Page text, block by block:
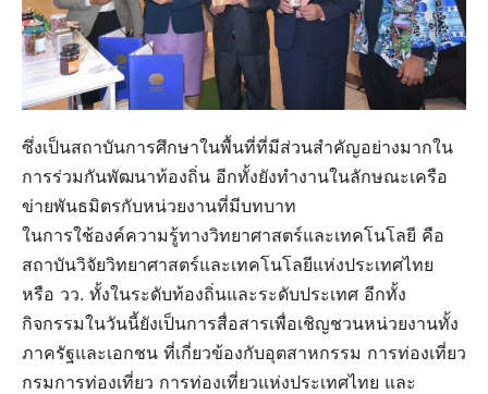
ซึ่งเป็นสถาบันการศึกษาในพื้นที่ที่มีส่วนสำคัญอย่างมากใน
การร่วมกันพัฒนาท้องถิ่น อีกทั้งยังทำงานในลักษณะเครือ
ข่ายพันธมิตรกับหน่วยงานที่มีบทบาท
ในการใช้องค์ความรู้ทางวิทยาศาสตร์และเทคโนโลยี คือ
สถาบันวิจัยวิทยาศาสตร์และเทคโนโลยีแห่งประเทศไทย
หรือ วว. ทั้งในระดับท้องถิ่นและระดับประเทศ อีกทั้ง
กิจกรรมในวันนี้ยังเป็นการสื่อสารเพื่อเชิญชวนหน่วยงานทั้ง
ภาครัฐและเอกชน ที่เกี่ยวข้องกับอุตสาหกรรม การท่องเที่ยว
กรมการท่องเที่ยว การท่องเที่ยวแห่งประเทศไทย และ